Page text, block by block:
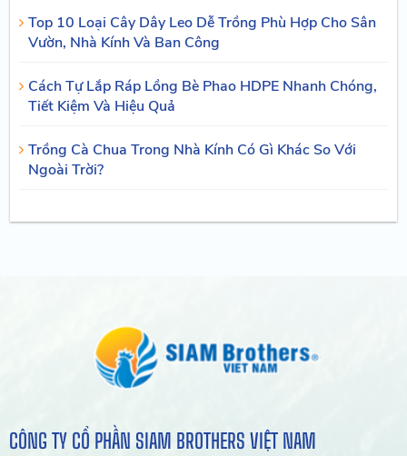
Top 10 Loại Cây Dây Leo Dễ Trồng Phù Hợp Cho Sân
Vườn, Nhà Kính Và Ban Công
Cách Tự Lắp Ráp Lồng Bè Phao HDPE Nhanh Chóng,
Tiết Kiệm Và Hiệu Quả
Trồng Cà Chua Trong Nhà Kính Có Gì Khác So Với
Ngoài Trời?
CÔNG TY CỔ PHẦN SIAM BROTHERS VIỆT NAM